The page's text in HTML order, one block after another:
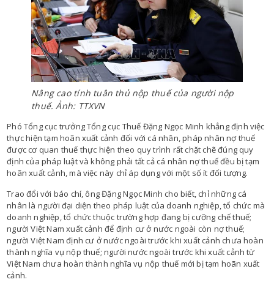
Nâng cao tính tuân thủ nộp thuế của người nộp
thuế. Ảnh: TTXVN
Phó Tổng cục trưởng Tổng cục Thuế Đặng Ngọc Minh khẳng định việc
thực hiện tạm hoãn xuất cảnh đối với cá nhân, pháp nhân nợ thuế
được cơ quan thuế thực hiện theo quy trình rất chặt chẽ đúng quy
định của pháp luật và không phải tất cả cá nhân nợ thuế đều bị tạm
hoãn xuất cảnh, mà việc này chỉ áp dụng với một số ít đối tượng.
Trao đổi với báo chí, ông Đặng Ngọc Minh cho biết, chỉ những cá
nhân là người đại diện theo pháp luật của doanh nghiệp, tổ chức mà
doanh nghiệp, tổ chức thuộc trường hợp đang bị cưỡng chế thuế;
người Việt Nam xuất cảnh để định cư ở nước ngoài còn nợ thuế;
người Việt Nam định cư ở nước ngoài trước khi xuất cảnh chưa hoàn
thành nghĩa vụ nộp thuế; người nước ngoài trước khi xuất cảnh từ
Việt Nam chưa hoàn thành nghĩa vụ nộp thuế mới bị tạm hoãn xuất
cảnh.